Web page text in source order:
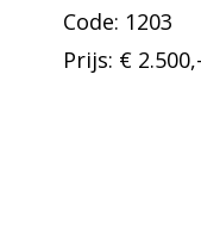
Code: 1203
Prijs: € 2.500,-